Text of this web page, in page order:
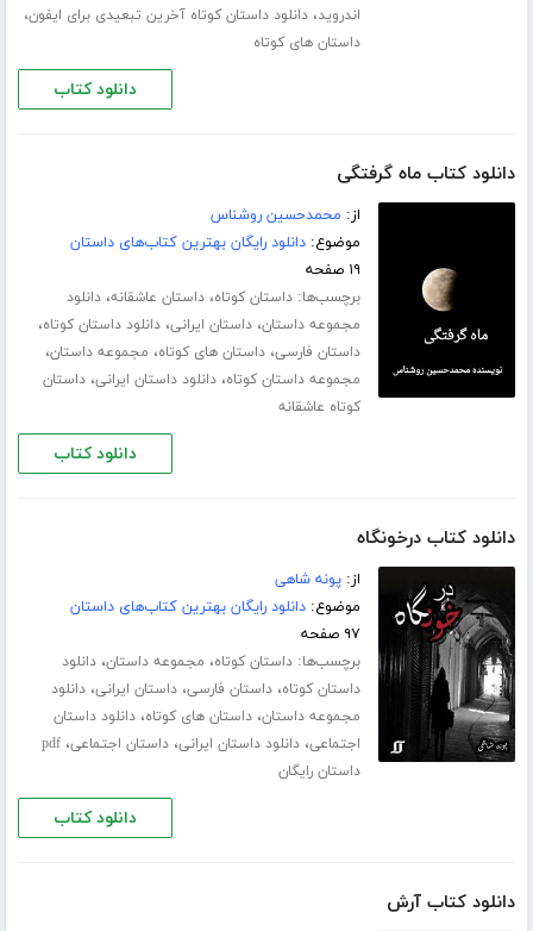
اندروید،دانلود داستان کوتاه آخرین تبعیدی برای ایفون،
داستان های کوتاه
دانلود کتاب
دانلود کتاب ماه گرفتگی
از: محمدحسین روشناس
موضوع:دانلود رایگان بهترین کتاب‌های داستان
۱۹ صفحه
برچسب‌ها:داستان کوتاه،داستان عاشقانه،دانلود
مجموعه داستان،داستان ایرانی،دانلود داستان کوتاه،
داستان فارسی،داستان های کوتاه، مجموعه داستان،
مجموعه داستان کوتاه،دانلود داستان ایرانی،داستان
کوتاه عاشقانه
دانلود کتاب
دانلود کتاب درخونگاه
از:پونه شاهی
موضوع:دانلود رایگان بهترین کتاب‌های داستان
۹۷ صفحه
برچسب‌ها:داستان کوتاه، مجموعه داستان،دانلود
داستان کوتاه،داستان فارسی،داستان ایرانی،دانلود
مجموعه داستان،داستان های کوتاه،دانلود داستان
اجتماعی،دانلود داستان ایرانی،داستان اجتماعی،pdf
داستان رایگان
دانلود کتاب
دانلود کتاب آرش